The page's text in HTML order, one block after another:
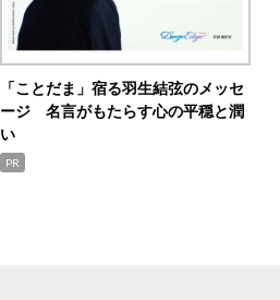
「ことだま」宿る羽生結弦のメッセ
ージ 名言がもたらす心の平穏と潤
い
PR